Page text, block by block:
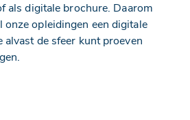
als digitale brochure. Daarom
onze opleidingen een digitale
alvast de sfeer kunt proeven